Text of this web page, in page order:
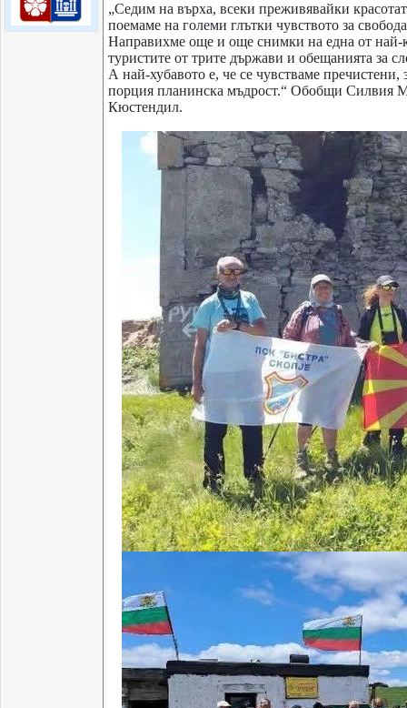
„Седим на върха, всеки преживявайки
поемаме на големи глътки чувството за
Направихме още и още снимки на една от най-
туристите от трите държави и обещанията за
А най-хубавото е, че се чувстваме
порция планинска мъдрост.“ Обобщи Силвия
Кюстендил.